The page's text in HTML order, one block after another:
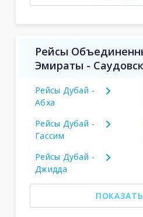
Рейсы
Эмираты -
Рейсы Дубай -
Абха
Рейсы Дубай -
Гассим
Рейсы Дубай -
Джидда